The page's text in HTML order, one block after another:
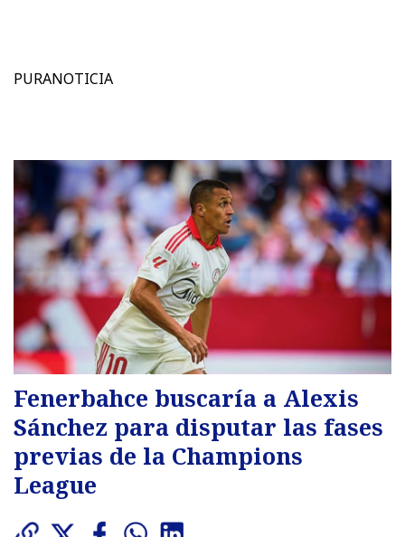
PURANOTICIA
Fenerbahce buscaría a Alexis
Sánchez para disputar las fases
previas de la Champions
League